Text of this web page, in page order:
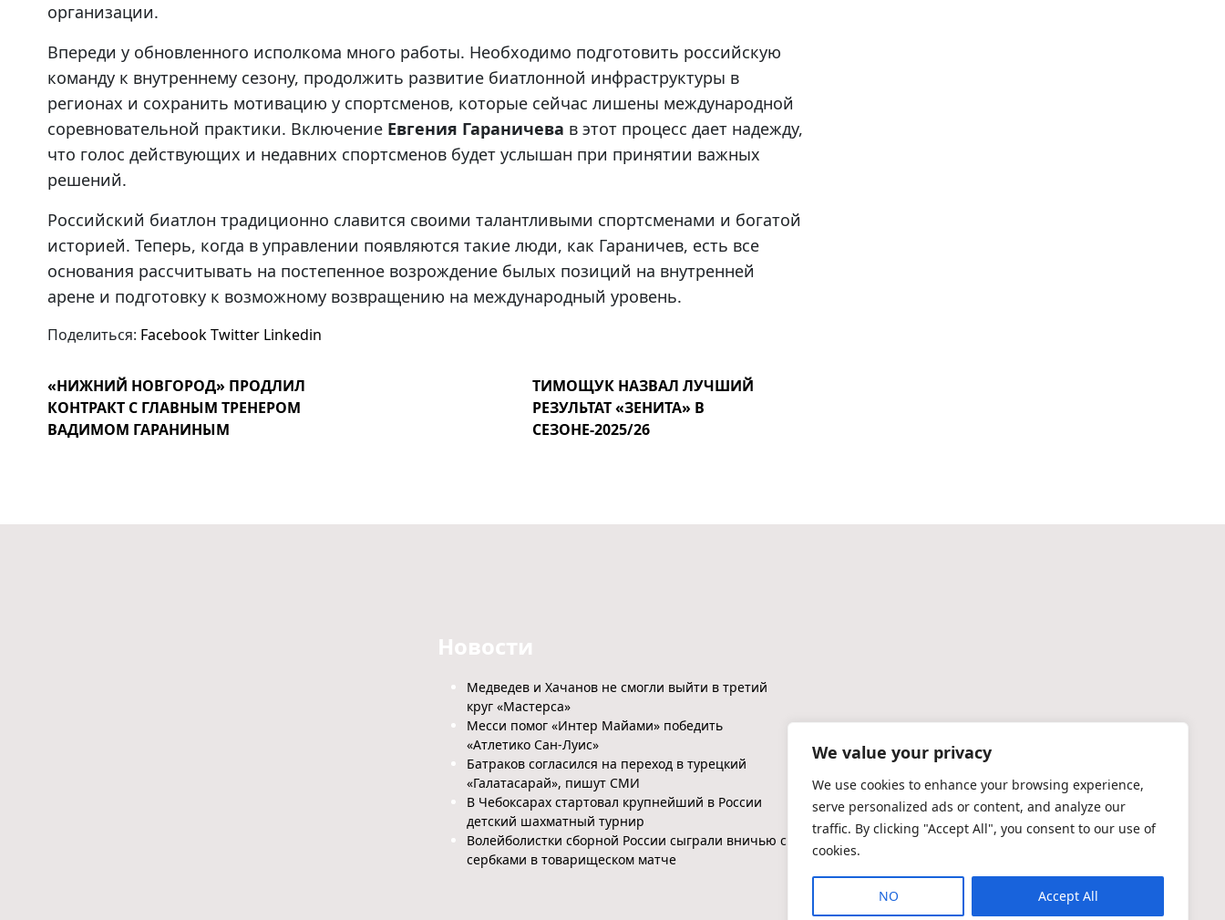
We value your privacy
We use cookies to enhance your browsing experience,
serve personalized ads or content, and analyze our
traffic. By clicking "Accept All", you consent to our use of
cookies.
NO Accept All
организации.
Впереди у обновленного исполкома много работы. Необходимо подготовить российскую
команду к внутреннему сезону, продолжить развитие биатлонной инфраструктуры в
регионах и сохранить мотивацию у спортсменов, которые сейчас лишены международной
соревновательной практики. Включение Евгения Гараничева в этот процесс дает надежду,
что голос действующих и недавних спортсменов будет услышан при принятии важных
решений.
Российский биатлон традиционно славится своими талантливыми спортсменами и богатой
историей. Теперь, когда в управлении появляются такие люди, как Гараничев, есть все
основания рассчитывать на постепенное возрождение былых позиций на внутренней
арене и подготовку к возможному возвращению на международный уровень.
Поделиться: FacebookTwitter Linkedin
«НИЖНИЙ НОВГОРОД» ПРОДЛИЛ
КОНТРАКТ С ГЛАВНЫМ ТРЕНЕРОМ
ВАДИМОМ ГАРАНИНЫМ
ТИМОЩУК НАЗВАЛ ЛУЧШИЙ
РЕЗУЛЬТАТ «ЗЕНИТА» В
СЕЗОНЕ-2025/26
Новости
Медведев и Хачанов не смогли выйти в третий
круг «Мастерса»
Месси помог «Интер Майами» победить
«Атлетико Сан-Луис»
Батраков согласился на переход в турецкий
«Галатасарай», пишут СМИ
В Чебоксарах стартовал крупнейший в России
детский шахматный турнир
Волейболистки сборной России сыграли вничью с
сербками в товарищеском матче